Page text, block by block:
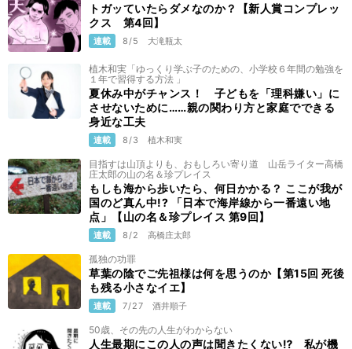
トガッていたらダメなのか？【新人賞コンプレッ
クス 第4回】
連載 8/5 大滝瓶太
植木和実「ゆっくり学ぶ子のための、小学校６年間の勉強を
１年で習得する方法 」
夏休み中がチャンス！ 子どもを「理科嫌い」に
させないために……親の関わり方と家庭でできる
身近な工夫
連載 8/3 植木和実
目指すは山頂よりも、おもしろい寄り道 山岳ライター高橋
庄太郎の山の名＆珍プレイス
もしも海から歩いたら、何日かかる？ ここが我が
国のど真ん中!? 「日本で海岸線から一番遠い地
点」【山の名＆珍プレイス 第9回】
連載 8/2 高橋庄太郎
孤独の功罪
草葉の陰でご先祖様は何を思うのか【第15回 死後
も残る小さなイエ】
連載 7/27 酒井順子
50歳、その先の人生がわからない
人生最期にこの人の声は聞きたくない⁉ 私が機